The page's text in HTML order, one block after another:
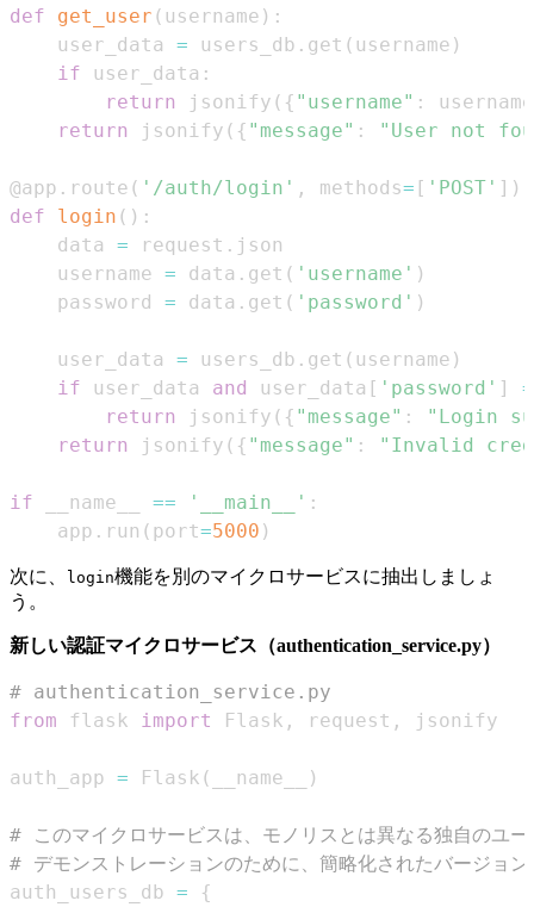
def
get_user ( username ) :
    user_data
= users_db . get ( username )
if user_data :
return
jsonify ( { "username" :
username
return
jsonify ( { "message" : "User not
@app . route ( '/auth/login' , methods= [ 'POST' ] )
def
login ( ) :
    data
= request .
    username
= data . get ( 'username' )
    password
= data . get ( 'password' )
    user_data
= users_db . get ( username )
if user_data and user_data [ 'password' ]
return
jsonify ( { "message" :
"Login
return
jsonify ( { "message" : "Invalid
if __name__ == '__main__' :
    app
. run ( port=5000 )
次に、 login機能を別のマイクロサービスに抽出しましょ
う。
新しい認証マイクロサービス（authentication_service.py）
# authentication_service.py
from flask import Flask , request ,
auth_app = Flask ( __name__ )
# このマイクロサービスは、モノリスとは異なる独自のユ
# デモンストレーションのために、簡略化されたバージョ
auth_users_db =
{